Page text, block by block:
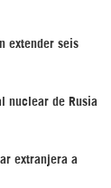
extender seis
nuclear de Rusia
extranjera a